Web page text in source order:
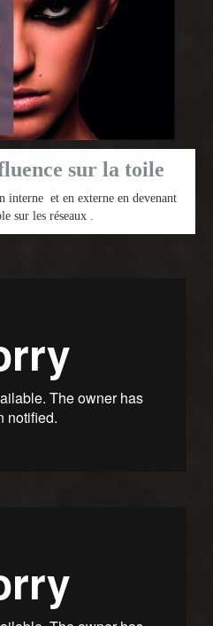
sur la toile
interne et en externe en devenant
sur les réseaux .